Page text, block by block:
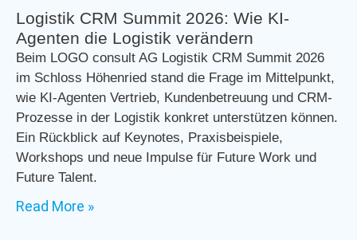
Logistik CRM Summit 2026: Wie KI-
Agenten die Logistik verändern
Beim LOGO consult AG Logistik CRM Summit 2026
im Schloss Höhenried stand die Frage im Mittelpunkt,
wie KI-Agenten Vertrieb, Kundenbetreuung und CRM-
Prozesse in der Logistik konkret unterstützen können.
Ein Rückblick auf Keynotes, Praxisbeispiele,
Workshops und neue Impulse für Future Work und
Future Talent.
Read More »